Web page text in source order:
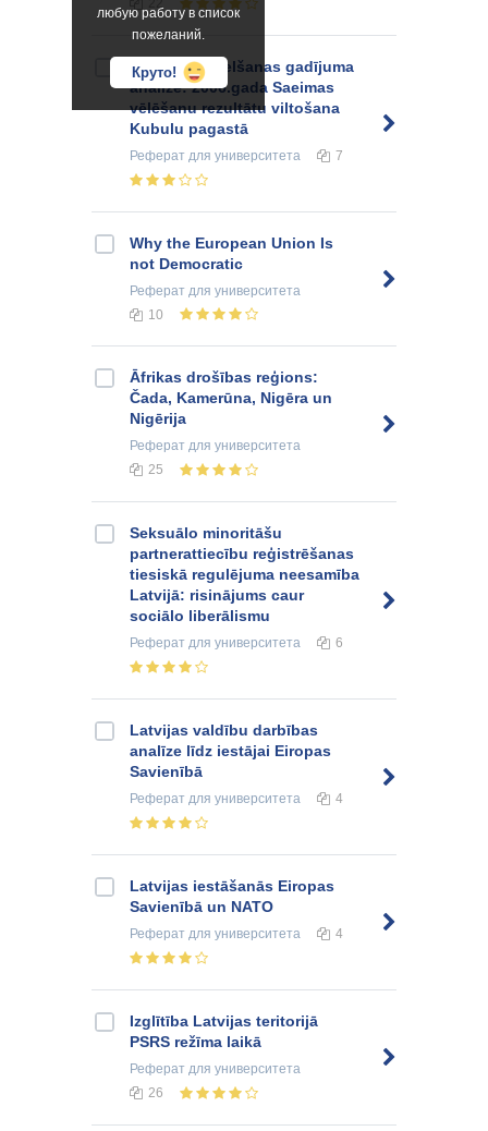
любую работу в список
пожеланий.
Круто!
Trauksmes celšanas gadījuma
analīze: 2006.gada Saeimas
vēlēšanu rezultātu viltošana
Kubulu pagastā
Реферат для университета 7
Why the European Union Is
not Democratic
Реферат для университета
10
Āfrikas drošības reģions:
Čada, Kamerūna, Nigēra un
Nigērija
Реферат для университета
25
Seksuālo minoritāšu
partnerattiecību reģistrēšanas
tiesiskā regulējuma neesamība
Latvijā: risinājums caur
sociālo liberālismu
Реферат для университета 6
Latvijas valdību darbības
analīze līdz iestājai Eiropas
Savienībā
Реферат для университета 4
Latvijas iestāšanās Eiropas
Savienībā un NATO
Реферат для университета 4
Izglītība Latvijas teritorijā
PSRS režīma laikā
Реферат для университета
26